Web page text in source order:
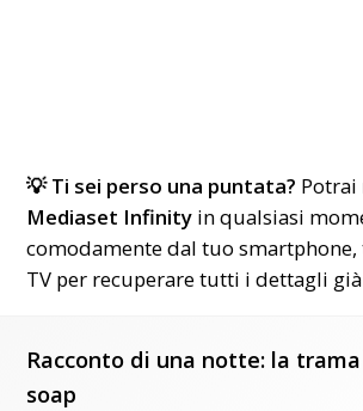
💡 Ti sei perso una puntata? Potrai
Mediaset Infinity in qualsiasi
comodamente dal tuo
TV per recuperare tutti i dettagli
Racconto di una notte: la
soap